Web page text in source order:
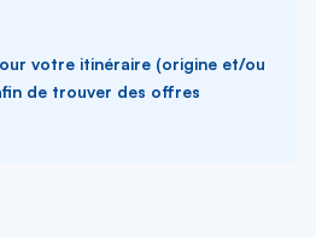
votre itinéraire (origine et/ou
de trouver des offres